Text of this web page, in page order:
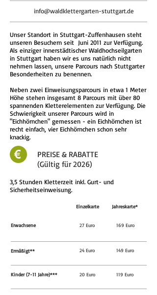
info@waldklettergarten-stuttgart.de
Unser Standort in Stuttgart-Zuffenhausen steht
unseren Besuchern seit Juni 2011 zur Verfügung.
Als einziger innerstädtischer Waldhochseilgarten
in Stuttgart haben wir es uns natürlich nicht
nehmen lassen, unsere Parcours nach Stuttgarter
Besonderheiten zu benennen.
Neben zwei Einweisungsparcours in etwa 1 Meter
Höhe stehen insgesamt 8 Parcours mit über 80
spannenden Kletterelementen zur Verfügung. Die
Schwierigkeit unserer Parcours wird in
"Eichhörnchen" gemessen - ein Eichhörnchen ist
recht einfach, vier Eichhörnchen schon sehr
knackig.
PREISE & RABATTE
(Gültig für 2026)
3,5 Stunden Kletterzeit inkl. Gurt- und
Sicherheitseinweisung.
Erwachsene
Einzelkarte
27 Euro
Jahreskarte*
169 Euro
Ermäßigt** 24 Euro 149 Euro
Kinder (7-11 Jahre)*** 20 Euro 119 Euro